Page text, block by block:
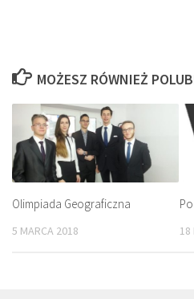
MOŻESZ RÓWNIEŻ
Olimpiada Geograficzna
5 MARCA 2018 18